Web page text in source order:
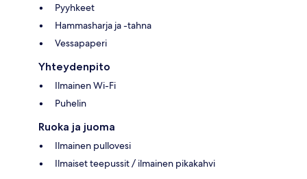
Pyyhkeet
Hammasharja ja -tahna
Vessapaperi
Yhteydenpito
Ilmainen Wi-Fi
Puhelin
Ruoka ja juoma
Ilmainen pullovesi
Ilmaiset teepussit / ilmainen pikakahvi